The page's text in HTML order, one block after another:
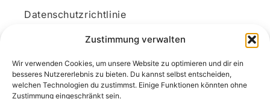
Zustimmung verwalten
Wir verwenden Cookies, um unsere Website zu optimieren und dir ein
besseres Nutzererlebnis zu bieten. Du kannst selbst entscheiden,
welchen Technologien du zustimmst. Einige Funktionen könnten ohne
Zustimmung eingeschränkt sein.
Datenschutzrichtlinie
Kundenkonto
Unsere Kontaktdaten
E-Mail: kontakt@docanonym.com